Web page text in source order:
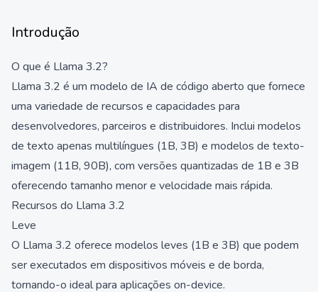
Introdução
O que é Llama 3.2?
Llama 3.2 é um modelo de IA de código aberto que fornece
uma variedade de recursos e capacidades para
desenvolvedores, parceiros e distribuidores. Inclui modelos
de texto apenas multilíngues (1B, 3B) e modelos de texto-
imagem (11B, 90B), com versões quantizadas de 1B e 3B
oferecendo tamanho menor e velocidade mais rápida.
Recursos do Llama 3.2
Leve
O Llama 3.2 oferece modelos leves (1B e 3B) que podem
ser executados em dispositivos móveis e de borda,
tornando-o ideal para aplicações on-device.